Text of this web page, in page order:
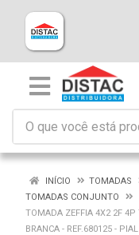
INÍCIO
TOMADAS
TOMADAS CONJUNTO
TOMADA ZEFFIA 4X2 2F 4P
BRANCA - REF.680125 - PIAL